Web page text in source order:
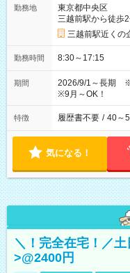
勤務地
東京都中央区
三越前駅から徒歩
三越前駅近くの
勤務時間 8:30～17:15
期間
2026/9/1～長期
※9月～OK！
特徴 履歴書不要 / 40～
気になる！
＼！完全在宅！／
>@2400円